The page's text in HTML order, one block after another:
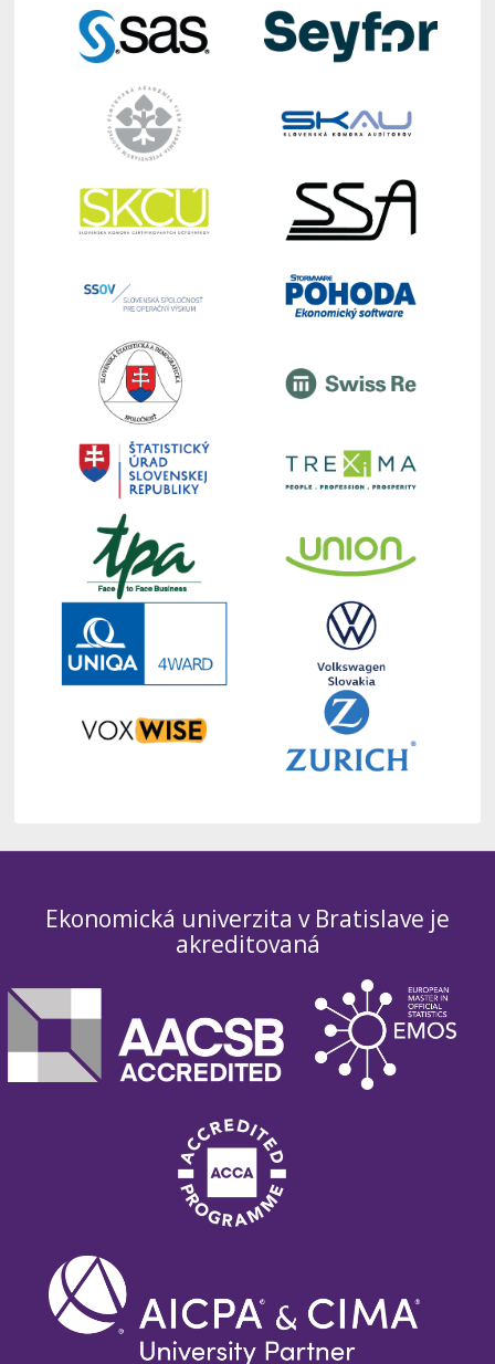
Ekonomická univerzita v Bratislave je
akreditovaná